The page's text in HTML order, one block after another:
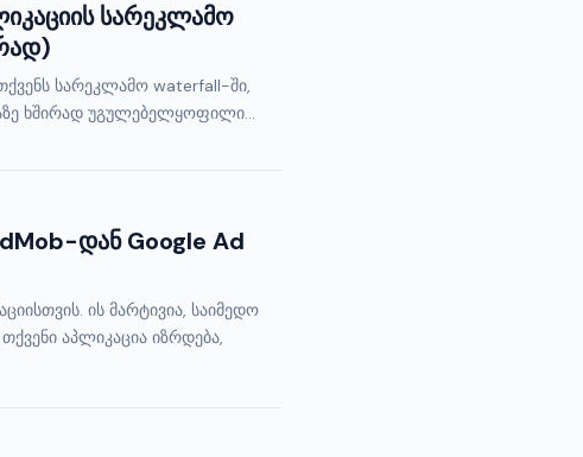
სარეკლამო
სარეკლამო waterfall-ში,
ხშირად უგულებელყოფილი...
დან Google Ad
ის მარტივია, საიმედო
აპლიკაცია იზრდება,